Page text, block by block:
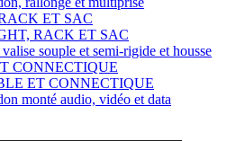
ET SAC
RACK ET SAC
valise souple et semi-rigide et housse
CONNECTIQUE
ET CONNECTIQUE
monté audio, vidéo et data